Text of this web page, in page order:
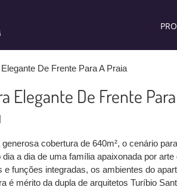
De Frente Para A Praia
Elegante De Frente
cobertura de 640m², o cenário
a dia de uma família apaixonada por
e funções integradas, os ambientes do
é mérito da dupla de arquitetos Turíbio